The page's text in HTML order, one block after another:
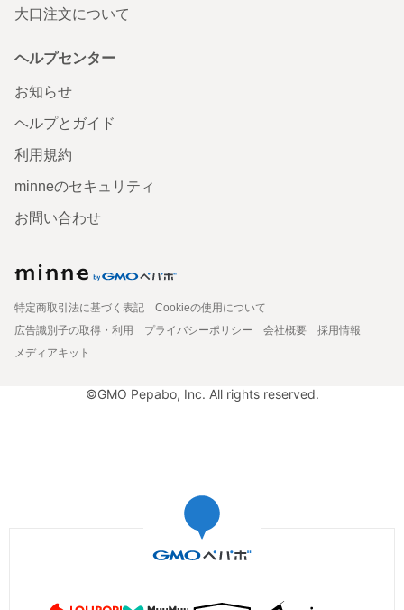
大口注文について
ヘルプセンター
お知らせ
ヘルプとガイド
利用規約
minneのセキュリティ
お問い合わせ
特定商取引法に基づく表記
Cookieの使用について
広告識別子の取得・利用
プライバシーポリシー 会社概要
採用情報
メディアキット
©GMO Pepabo, Inc. All rights reserved.